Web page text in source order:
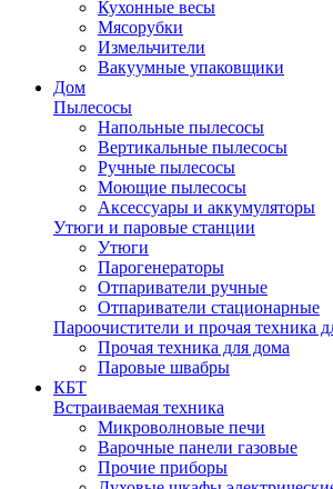
Кухонные весы
Мясорубки
Измельчители
Вакуумные упаковщики
Дом
Пылесосы
Напольные пылесосы
Вертикальные пылесосы
Ручные пылесосы
Моющие пылесосы
Аксессуары и аккумуляторы
Утюги и паровые станции
Утюги
Парогенераторы
Отпариватели ручные
Отпариватели стационарные
Пароочистители и прочая техника
Прочая техника для дома
Паровые швабры
КБТ
Встраиваемая техника
Микроволновые печи
Варочные панели газовые
Прочие приборы